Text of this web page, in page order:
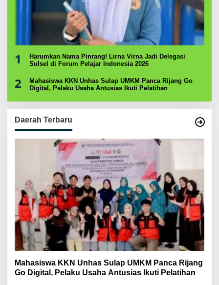
1
Harumkan Nama Pinrang! Lirna Virna Jadi Delegasi
Sulsel di Forum Pelajar Indonesia 2026
2
Mahasiswa KKN Unhas Sulap UMKM Panca Rijang Go
Digital, Pelaku Usaha Antusias Ikuti Pelatihan
Daerah Terbaru
Mahasiswa KKN Unhas Sulap UMKM Panca Rijang
Go Digital, Pelaku Usaha Antusias Ikuti Pelatihan